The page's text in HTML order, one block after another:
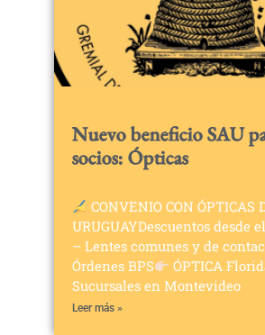
Nuevo beneficio SAU
socios: Ópticas
CONVENIO CON ÓPTICAS
URUGUAYDescuentos desde
– Lentes comunes y de
Órdenes BPS
ÓPTICA
Sucursales en Montevideo
Leer más »